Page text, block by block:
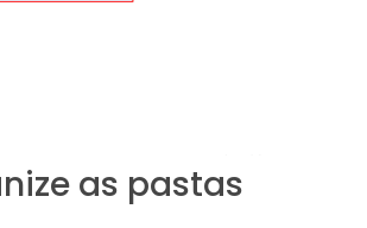
as pastas